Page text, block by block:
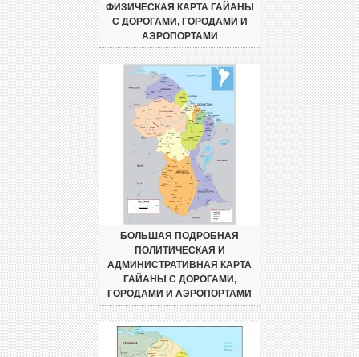
ФИЗИЧЕСКАЯ КАРТА ГАЙАНЫ
С ДОРОГАМИ, ГОРОДАМИ И
АЭРОПОРТАМИ
БОЛЬШАЯ ПОДРОБНАЯ
ПОЛИТИЧЕСКАЯ И
АДМИНИСТРАТИВНАЯ КАРТА
ГАЙАНЫ С ДОРОГАМИ,
ГОРОДАМИ И АЭРОПОРТАМИ